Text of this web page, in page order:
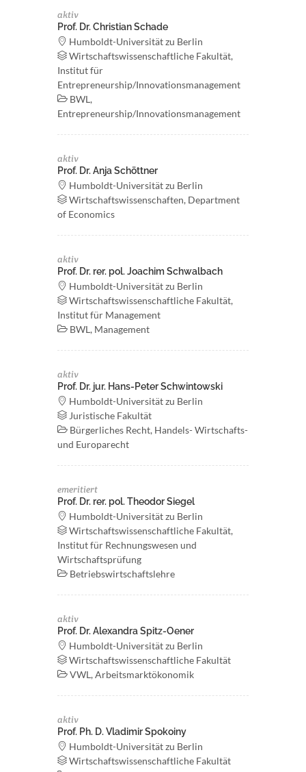
aktiv
Prof. Dr. Christian Schade
Humboldt-Universität zu Berlin
Wirtschaftswissenschaftliche Fakultät,
Institut für
Entrepreneurship/Innovationsmanagement
BWL,
Entrepreneurship/Innovationsmanagement
aktiv
Prof. Dr. Anja Schöttner
Humboldt-Universität zu Berlin
Wirtschaftswissenschaften, Department
of Economics
aktiv
Prof. Dr. rer. pol. Joachim Schwalbach
Humboldt-Universität zu Berlin
Wirtschaftswissenschaftliche Fakultät,
Institut für Management
BWL, Management
aktiv
Prof. Dr. jur. Hans-Peter Schwintowski
Humboldt-Universität zu Berlin
Juristische Fakultät
Bürgerliches Recht, Handels- Wirtschafts-
und Europarecht
emeritiert
Prof. Dr. rer. pol. Theodor Siegel
Humboldt-Universität zu Berlin
Wirtschaftswissenschaftliche Fakultät,
Institut für Rechnungswesen und
Wirtschaftsprüfung
Betriebswirtschaftslehre
aktiv
Prof. Dr. Alexandra Spitz-Oener
Humboldt-Universität zu Berlin
Wirtschaftswissenschaftliche Fakultät
VWL, Arbeitsmarktökonomik
aktiv
Prof. Ph. D. Vladimir Spokoiny
Humboldt-Universität zu Berlin
Wirtschaftswissenschaftliche Fakultät